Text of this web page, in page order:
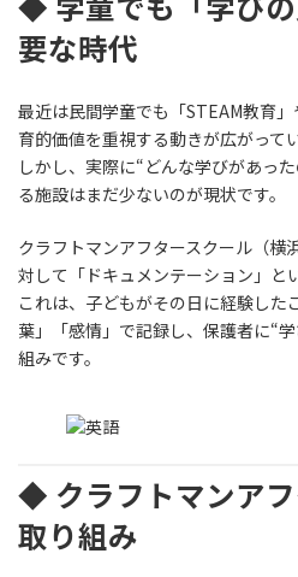
要な時代
最近は民間学童でも「STEAM教育
育的価値を重視する動きが広がってい
しかし、実際に“どんな学びがあっ
る施設はまだ少ないのが現状です。
クラフトマンアフタースクール（横
対して「ドキュメンテーション」と
これは、子どもがその日に経験した
葉」「感情」で記録し、保護者に“
組みです。
◆ クラフトマンア
取り組み